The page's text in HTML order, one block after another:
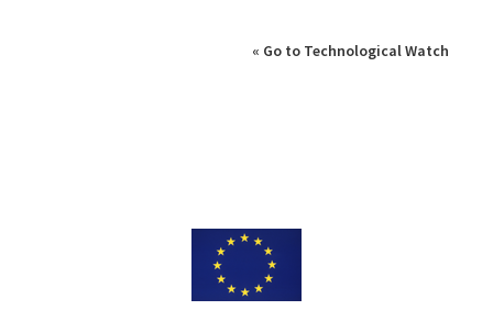
« Go to Technological Watch